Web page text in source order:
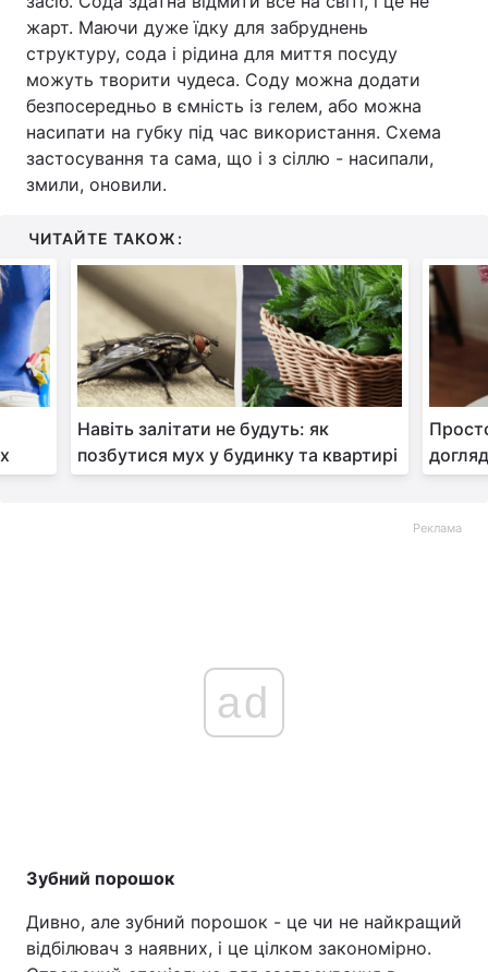
жарт. Маючи дуже їдку для забруднень
структуру, сода і рідина для миття посуду
можуть творити чудеса. Соду можна додати
безпосередньо в ємність із гелем, або можна
насипати на губку під час використання. Схема
застосування та сама, що і з сіллю - насипали,
змили, оновили.
ЧИТАЙТЕ ТАКОЖ:
Навіть залітати не будуть: як
позбутися мух у будинку та квартирі
Реклама
ad
Зубний порошок
Дивно, але зубний порошок - це чи не найкращий
відбілювач з наявних, і це цілком закономірно.